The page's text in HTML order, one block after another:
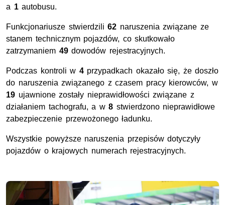
a 1autobusu.
Funkcjonariusze stwierdzili62 naruszenia związane ze
stanem technicznym pojazdów, co skutkowało
zatrzymaniem 49dowodów rejestracyjnych.
Podczas kontroli w 4 przypadkach okazało się, że doszło
do naruszenia związanego z czasem pracy kierowców, w
19 ujawnione zostały nieprawidłowości związane z
działaniem tachografu, a w8 stwierdzono nieprawidłowe
zabezpieczenie przewożonego ładunku.
Wszystkie powyższe naruszenia przepisów dotyczyły
pojazdów o krajowych numerach rejestracyjnych.